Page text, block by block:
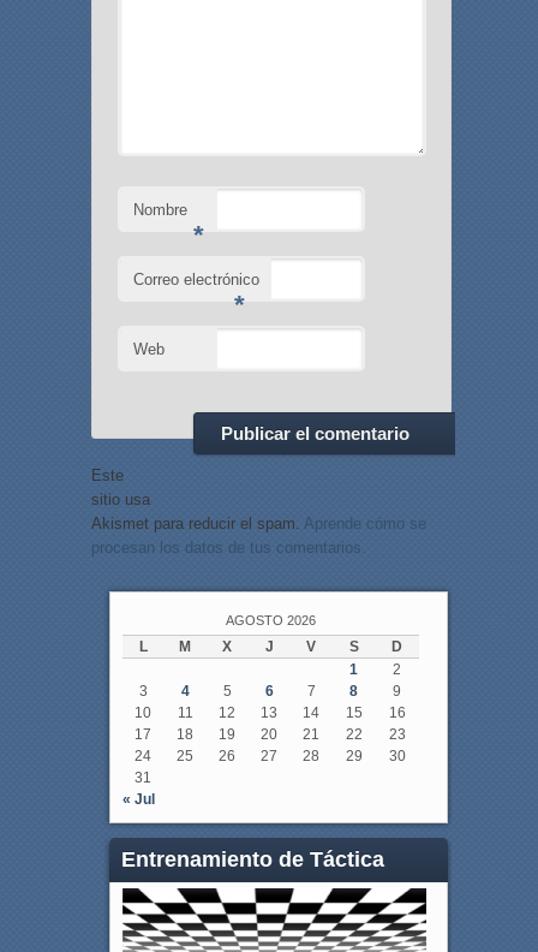
Nombre
*
Correo electrónico
*
Web
Este
sitio usa
Akismet para reducir el spam. Aprende cómo se
procesan los datos de tus comentarios.
AGOSTO 2026
L M X J V S
D
1
2
3
4 5 6 7 8
9
10
11 12 13 14 15
16
17
18 19 20 21 22
23
24
25 26 27 28 29
30
31
« Jul
Entrenamiento de Táctica